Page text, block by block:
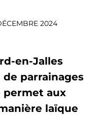
2024
en-Jalles
parrainages
permet aux
laïque